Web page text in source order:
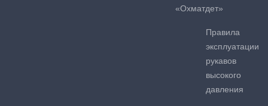
«Охматдет»
Правила
эксплуатации
рукавов
высокого
давления